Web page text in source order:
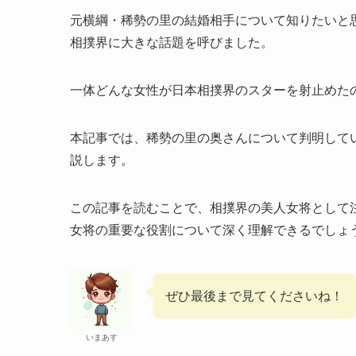
元横綱・稀勢の里の結婚相手について知りたい
相撲界に大きな話題を呼びました。
一体どんな女性が日本相撲界のスターを射止めた
本記事では、稀勢の里の奥さんについて判明し
説します。
この記事を読むことで、相撲界の美人女将とし
女将の重要な役割について深く理解できるでしょ
いまあす
ぜひ最後まで見てくださいね！